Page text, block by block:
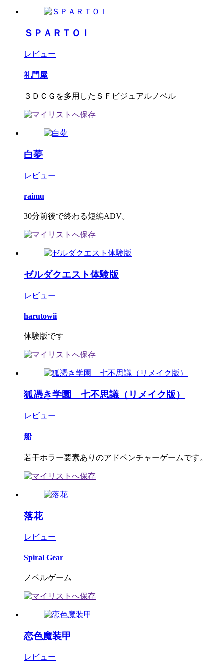
ＳＰＡＲＴＯＩ
レビュー
礼門屋
３ＤＣＧを多用したＳＦビジュアルノベル
白夢
レビュー
raimu
30分前後で終わる短編ADV。
ゼルダクエスト体験版
レビュー
harutowii
体験版です
狐憑き学園 七不思議（リメイク版）
レビュー
船
若干ホラー要素ありのアドベンチャーゲームです。
落花
レビュー
Spiral Gear
ノベルゲーム
恋色魔装甲
レビュー